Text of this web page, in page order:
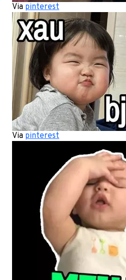
Via pinterest
Via pinterest